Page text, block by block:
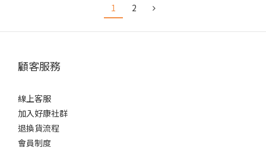
1 2
顧客服務
線上客服
加入好康社群
退換貨流程
會員制度